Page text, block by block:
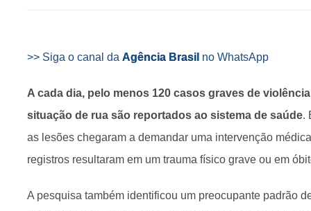
>> Siga o canal da Agência Brasil no WhatsApp
A cada dia, pelo menos 120 casos graves de
situação de rua são reportados ao sistema de saúde.
as lesões chegaram a demandar uma intervenção
registros resultaram em um trauma físico grave ou em
A pesquisa também identificou um preocupante padrão